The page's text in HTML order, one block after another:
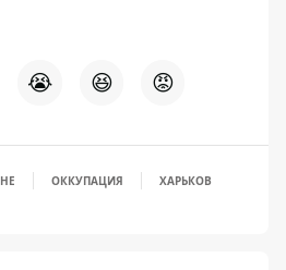
😭 😆 😡
ОККУПАЦИЯ ХАРЬКОВ